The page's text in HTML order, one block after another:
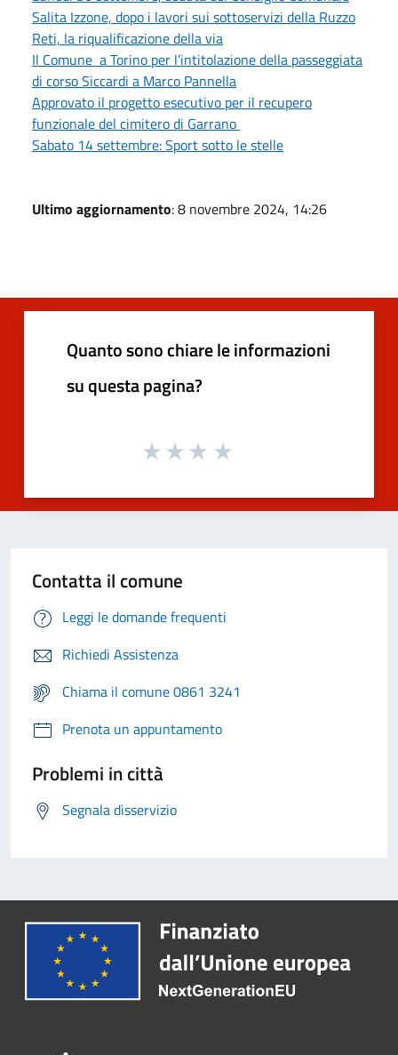
Salita Izzone, dopo i lavori sui sottoservizi della Ruzzo
Reti, la riqualificazione della via
Il Comune a Torino per l’intitolazione della passeggiata
di corso Siccardi a Marco Pannella
Approvato il progetto esecutivo per il recupero
funzionale del cimitero di Garrano
Sabato 14 settembre: Sport sotto le stelle
Ultimo aggiornamento: 8 novembre 2024, 14:26
Quanto sono chiare le informazioni
su questa pagina?
Contatta il comune
Leggi le domande frequenti
Richiedi Assistenza
Chiama il comune 0861 3241
Prenota un appuntamento
Problemi in città
Segnala disservizio